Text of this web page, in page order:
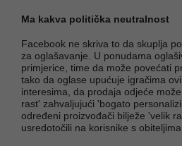
Ma kakva politička neutralnost
Facebook ne skriva to da skuplja
za oglašavanje. U ponudama
primjerice, time da može povećati
tako da oglase upućuje igračima
interesima, da prodaja odjeće
rast' zahvaljujući 'bogato
određeni proizvođači bilježe 'velik
usredotočili na korisnike s obiteljima.